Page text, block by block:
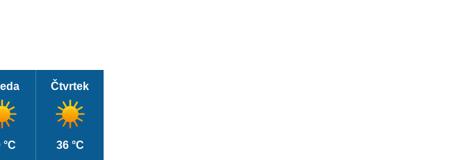
°C
Čtvrtek
36 °C